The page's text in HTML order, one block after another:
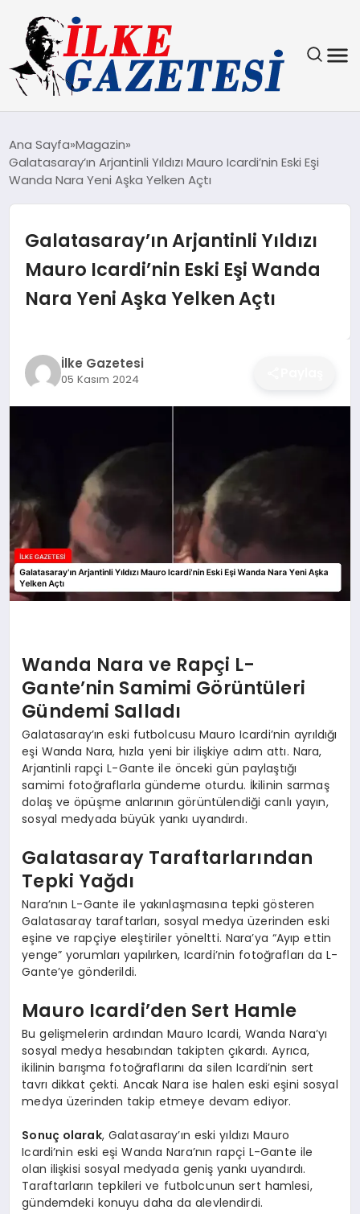
TEKNOLOJI
MAGAZIN
DÜNYA
Ana Sayfa Magazin
Galatasaray’ın Arjantinli Yıldızı Mauro Icardi’nin Eski Eşi
Wanda Nara Yeni Aşka Yelken Açtı
Galatasaray’ın Arjantinli Yıldızı
Mauro Icardi’nin Eski Eşi Wanda
Nara Yeni Aşka Yelken Açtı
İlke Gazetesi
05 Kasım 2024
Wanda Nara ve Rapçi L-
Gante’nin Samimi Görüntüleri
Gündemi Salladı
Galatasaray’ın eski futbolcusu Mauro Icardi’nin ayrıldığı
eşi Wanda Nara, hızla yeni bir ilişkiye adım attı. Nara,
Arjantinli rapçi L-Gante ile önceki gün paylaştığı
samimi fotoğraflarla gündeme oturdu. İkilinin sarmaş
dolaş ve öpüşme anlarının görüntülendiği canlı yayın,
sosyal medyada büyük yankı uyandırdı.
Galatasaray Taraftarlarından
Tepki Yağdı
Nara’nın L-Gante ile yakınlaşmasına tepki gösteren
Galatasaray taraftarları, sosyal medya üzerinden eski
eşine ve rapçiye eleştiriler yöneltti. Nara’ya “Ayıp ettin
yenge” yorumları yapılırken, Icardi’nin fotoğrafları da L-
Gante’ye gönderildi.
Mauro Icardi’den Sert Hamle
Bu gelişmelerin ardından Mauro Icardi, Wanda Nara’yı
sosyal medya hesabından takipten çıkardı. Ayrıca,
ikilinin barışma fotoğraflarını da silen Icardi’nin sert
tavrı dikkat çekti. Ancak Nara ise halen eski eşini sosyal
medya üzerinden takip etmeye devam ediyor.
Sonuç olarak, Galatasaray’ın eski yıldızı Mauro
Icardi’nin eski eşi Wanda Nara’nın rapçi L-Gante ile
olan ilişkisi sosyal medyada geniş yankı uyandırdı.
Taraftarların tepkileri ve futbolcunun sert hamlesi,
gündemdeki konuyu daha da alevlendirdi.